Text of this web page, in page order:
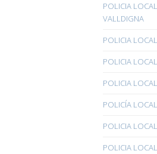
POLICIA
VALLDIGNA
POLICIA
POLICIA
POLICIA
POLICÍA
POLICIA
POLICIA